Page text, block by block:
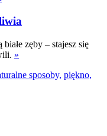
zęby – stajesz się
»
sposoby, piękno,